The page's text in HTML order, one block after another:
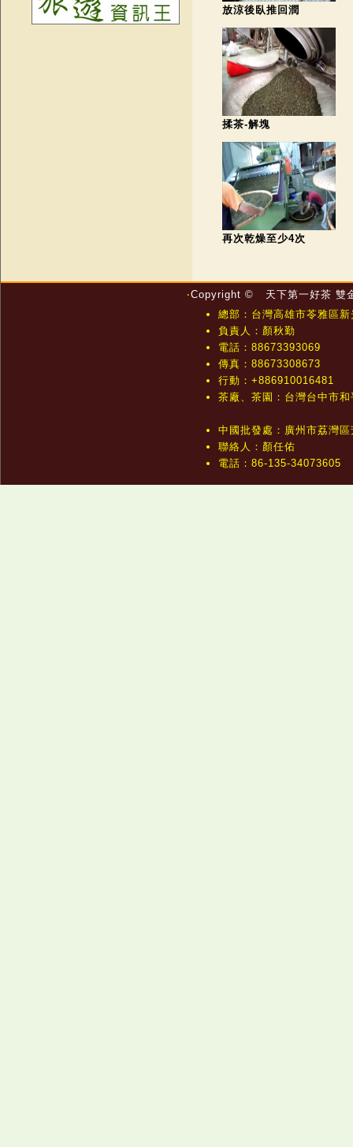
放涼後臥推回潤
揉茶-解塊
再次乾燥至少4次
‧Copyright © 天下第一好茶 雙
總部：台灣高雄市苓雅區
負責人：顏秋勤
電話：88673393069
傳真：88673308673
行動：+886910016481
茶廠、茶園：台灣台中市
中國批發處：廣州市荔灣
聯絡人：顏任佑
電話：86-135-34073605